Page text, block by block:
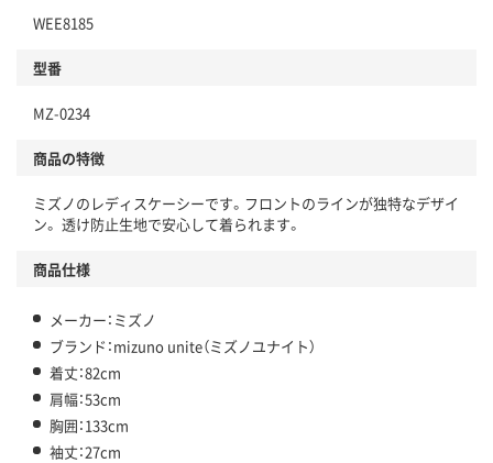
WEE8185
型番
MZ-0234
商品の特徴
ミズノのレディスケーシーです。フロントのラインが独特なデザイ
ン。 透け防止生地で安心して着られます。
商品仕様
メーカー：ミズノ
ブランド：mizuno unite（ミズノユナイト）
着丈：82cm
肩幅：53cm
胸囲：133cm
袖丈：27cm